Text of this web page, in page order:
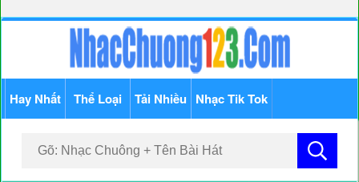
Hay Nhất Thể Loại Tải Nhiều Nhạc Tik Tok